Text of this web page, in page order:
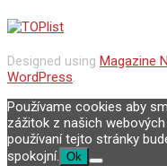
Designed using Magazine
WordPress.
Používame cookies aby
zážitok z našich
používaní tejto stránky
spokojní. Ok